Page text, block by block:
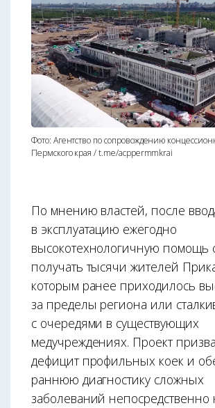
Фото: Агентство по сопровождению
Пермского края / t.me/acppermmkrai
По мнению властей, после
в эксплуатацию ежегодно
высокотехнологичную помощь
получать тысячи жителей
которым ранее приходилось
за пределы региона или
с очередями в существующих
медучреждениях. Проект
дефицит профильных коек и
раннюю диагностику сложных
заболеваний непосредственно